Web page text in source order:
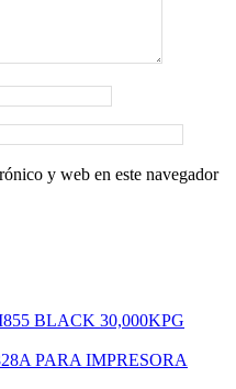
y web en este navegador